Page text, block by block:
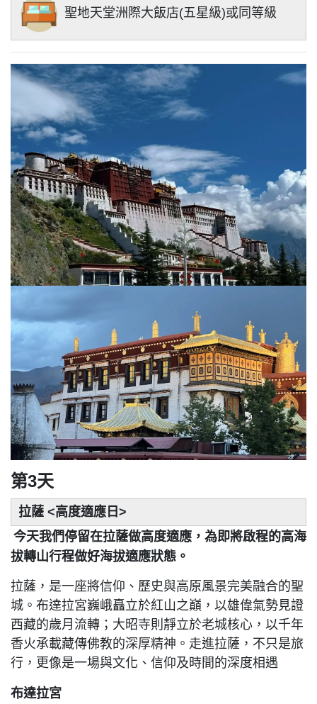
聖地天堂洲際大飯店(五星級)或同等級
第3天
拉薩 <高度適應日>
今天我們停留在拉薩做高度適應，為即將啟程的高海
拔轉山行程做好海拔適應狀態。
拉薩，是一座將信仰、歷史與高原風景完美融合的聖
城。布達拉宮巍峨矗立於紅山之巔，以雄偉氣勢見證
西藏的歲月流轉；大昭寺則靜立於老城核心，以千年
香火承載藏傳佛教的深厚精神。走進拉薩，不只是旅
行，更像是一場與文化、信仰及時間的深度相遇
布達拉宮